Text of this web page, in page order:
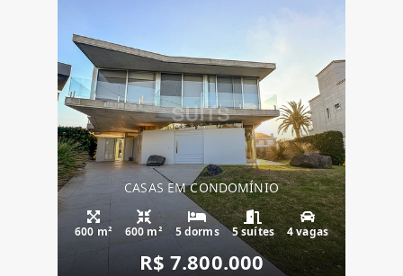
CASAS EM CONDOMÍNIO
600 m² 600 m² 5 dorms 5 suítes 4 vagas
R$ 7.800.000